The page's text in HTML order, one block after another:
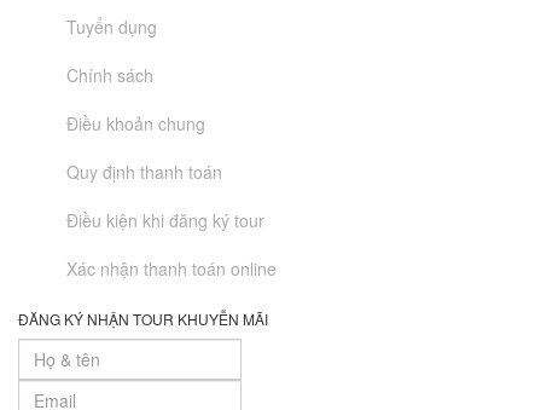
Tuyển dụng
Chính sách
Điều khoản chung
Quy định thanh toán
Điều kiện khi đăng ký tour
Xác nhận thanh toán online
ĐĂNG KÝ NHẬN TOUR KHUYỄN MÃI